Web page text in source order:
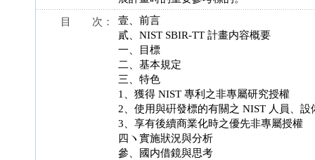
目 次：
壹、前言
貳、NIST SBIR-TT 計畫内容概要
一、目標
二、基本規定
三、特色
1、獲得 NIST 專利之非專屬研究授權
2、使用與硏發標的有關之 NIST 人員、設
3、享有後續商業化時之優先非專屬授權
四ヽ實施狀況與分析
參、國内借鏡與思考